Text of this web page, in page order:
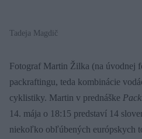
Tadeja Magdič
Fotograf Martin Žilka (na úvodnej
packraftingu, teda kombinácie
cyklistiky. Martin v prednáške
14. mája o 18:15 predstaví 14
niekoľko obľúbených európskych